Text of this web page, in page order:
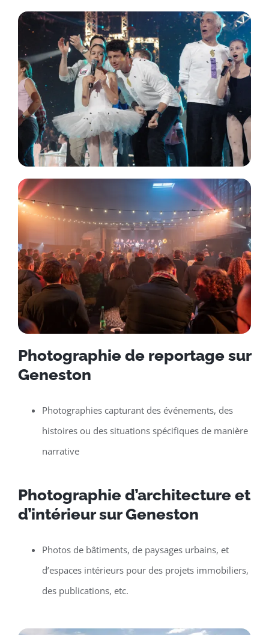
Photographie de reportage sur
Geneston
Photographies capturant des événements, des
histoires ou des situations spécifiques de manière
narrative
Photographie d’architecture et
d’intérieur sur Geneston
Photos de bâtiments, de paysages urbains, et
d’espaces intérieurs pour des projets immobiliers,
des publications, etc.